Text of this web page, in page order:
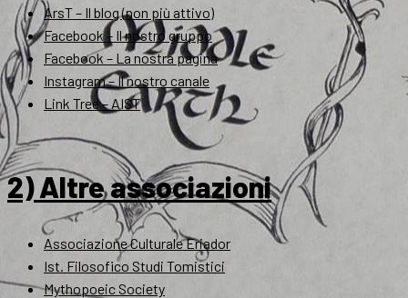
ArsT – Il blog (non più attivo)
Facebook – Il nostro gruppo
Facebook – La nostra pagina
Instagram – Il nostro canale
Link Tree – AIST
2) Altre associazioni
Associazione Culturale Eriador
Ist. Filosofico Studi Tomistici
Mythopoeic Society